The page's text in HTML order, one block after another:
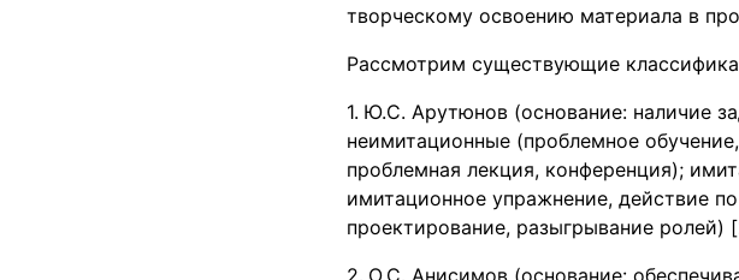
творческому освоению материала в
Рассмотрим существующие
Ю.С. Арутюнов (основание: наличие
неимитационные (проблемное
проблемная лекция, конференция);
имитационное упражнение, действие
проектирование, разыгрывание ролей)
О.С. Анисимов (основание: